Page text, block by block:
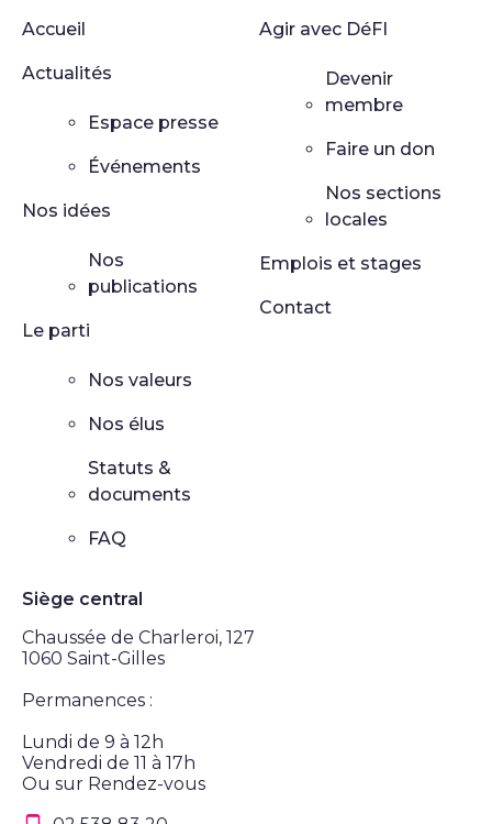
Accueil
Actualités
Espace presse
Événements
Nos idées
Nos
publications
Le parti
Nos valeurs
Nos élus
Statuts &
documents
FAQ
Agir avec DéFI
Devenir
membre
Faire un don
Nos sections
locales
Emplois et stages
Contact
Siège central
Chaussée de Charleroi, 127
1060 Saint-Gilles
Permanences :
Lundi de 9 à 12h
Vendredi de 11 à 17h
Ou sur Rendez-vous